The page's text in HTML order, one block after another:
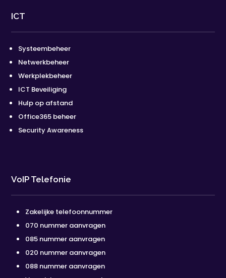
ICT
Systeembeheer
Netwerkbeheer
Werkplekbeheer
ICT Beveiliging
Hulp op afstand
Office365 beheer
Security Awareness
VoIP Telefonie
Zakelijke telefoonnummer
070 nummer aanvragen
085 nummer aanvragen
020 nummer aanvragen
088 nummer aanvragen